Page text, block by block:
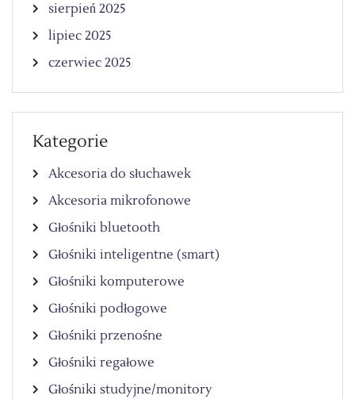
sierpień 2025
lipiec 2025
czerwiec 2025
Kategorie
Akcesoria do słuchawek
Akcesoria mikrofonowe
Głośniki bluetooth
Głośniki inteligentne (smart)
Głośniki komputerowe
Głośniki podłogowe
Głośniki przenośne
Głośniki regałowe
Głośniki studyjne/monitory